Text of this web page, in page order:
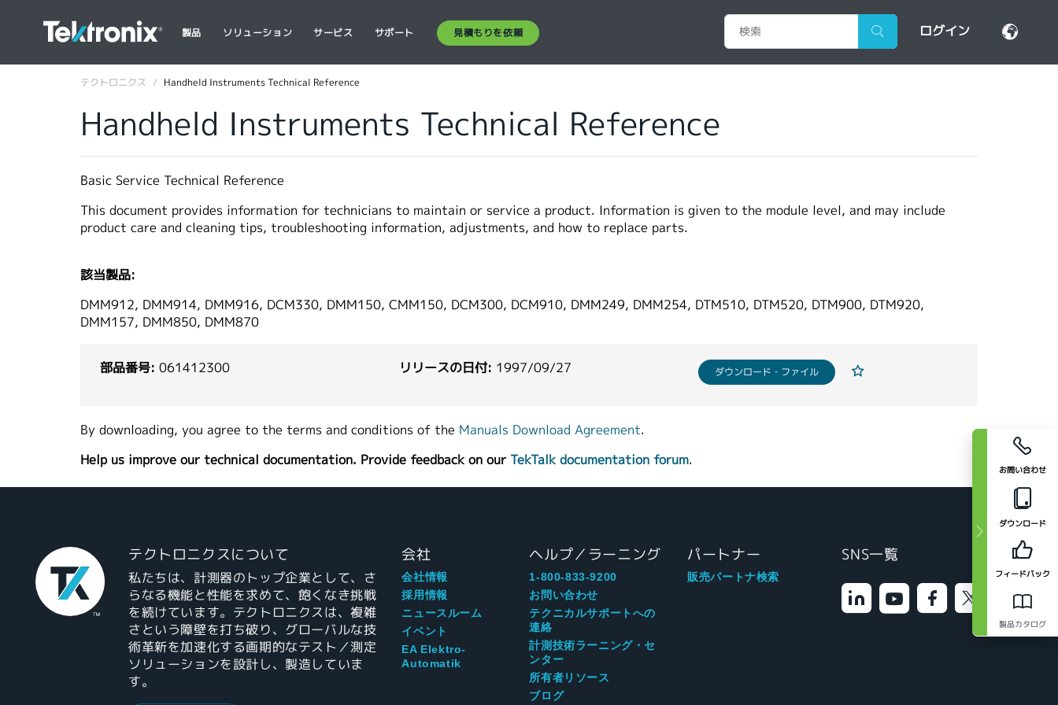
製品 ソリューション サービス サポート 見積もりを依頼 ログイン
お問い合わせ
ダウンロード
フィードバック
製品カタログ
テクトロニクス Handheld Instruments Technical Reference
Handheld Instruments Technical Reference
Basic Service Technical Reference
This document provides information for technicians to maintain or service a product. Information is given to the module level, and may include
product care and cleaning tips, troubleshooting information, adjustments, and how to replace parts.
該当製品:
DMM912, DMM914, DMM916, DCM330, DMM150, CMM150, DCM300, DCM910, DMM249, DMM254, DTM510, DTM520, DTM900, DTM920,
DMM157, DMM850, DMM870
部品番号: 061412300 リリースの日付: 1997/09/27 ダウンロード・ファイル
By downloading, you agree to the terms and conditions of the Manuals Download Agreement.
Help us improve our technical documentation. Provide feedback on our TekTalk documentation forum.
テクトロニクスについて
私たちは、計測器のトップ企業として、さ
らなる機能と性能を求めて、飽くなき挑戦
を続けています。テクトロニクスは、複雑
さという障壁を打ち破り、グローバルな技
術革新を加速化する画期的なテスト／測定
ソリューションを設計し、製造していま
す。
会社
会社情報
採用情報
ニュースルーム
イベント
EA Elektro-
Automatik
ヘルプ／ラーニング
1-800-833-9200
お問い合わせ
テクニカルサポートへの
連絡
計測技術ラーニング・セ
ンター
所有者リソース
ブログ
パートナー
販売パートナ検索
SNS一覧